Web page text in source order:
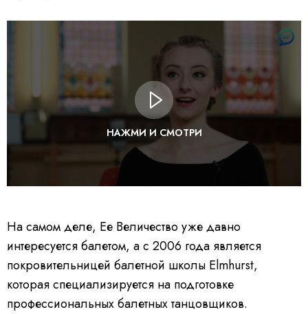
НАЖМИ И СМОТРИ
На самом деле, Ее Величество уже давно
интересуется балетом, а с 2006 года является
покровительницей балетной школы Elmhurst,
которая специализируется на подготовке
профессиональных балетных танцовщиков.